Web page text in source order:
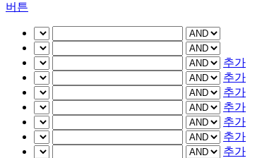
버튼
추가
추가
추가
추가
추가
추가
추가